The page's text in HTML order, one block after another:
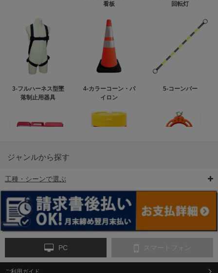
看板
回転灯
3-フルハーネス型墜
落制止用器具
4-カラーコーン・パ
イロン
5-コーンバー
6-矢印板/LED矢印板
ンス
ジャンルから探す
工種・シーンで選ぶ
PC スマートフォン
ご利用ガイド